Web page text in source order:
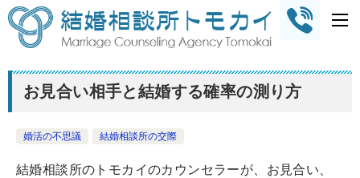
お見合い相手と結婚する確率の測り方
婚活の不思議 結婚相談所の交際
結婚相談所のトモカイのカウンセラーが、お見合い、